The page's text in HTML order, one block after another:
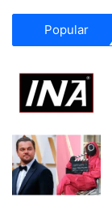
Popular